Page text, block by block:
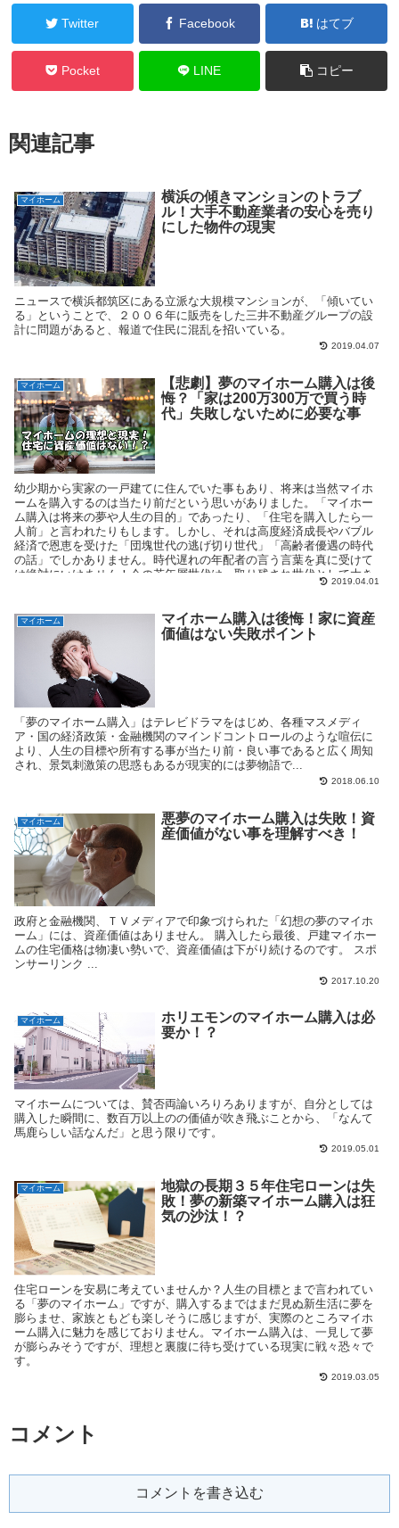
Twitter Facebook はてブ
Pocket LINE コピー
関連記事
マイホーム
横浜の傾きマンションのトラブ
ル！大手不動産業者の安心を売り
にした物件の現実
ニュースで横浜都筑区にある立派な大規模マンションが、「傾いてい
る」ということで、２００６年に販売をした三井不動産グループの設
計に問題があると、報道で住民に混乱を招いている。
2019.04.07
マイホーム
【悲劇】夢のマイホーム購入は後
悔？「家は200万300万で買う時
代」失敗しないために必要な事
幼少期から実家の一戸建てに住んでいた事もあり、将来は当然マイホ
ームを購入するのは当たり前だという思いがありました。「マイホー
ム購入は将来の夢や人生の目的」であったり、「住宅を購入したら一
人前」と言われたりもします。しかし、それは高度経済成長やバブル
経済で恩恵を受けた「団塊世代の逃げ切り世代」「高齢者優遇の時代
の話」でしかありません。時代遅れの年配者の言う言葉を真に受けて
は絶対にいけません！今の若年層世代は、取り残され世代として大き
な夢であるはずの数千万円もするマイホーム購入を、素直に受け入れ
に住宅ローンなんて組んではいけません。計画性のないマイホーム購
入は、ギャンブル・ハイリスクであり、一歩間違えば不動産ならぬ
「負動産」「地獄が待ち受けている」事にもなりかねません。マイホ
ーム購入の買い時（価格・必要な時期など）もありますが、何が一番
自分達家族にとって大切なのかを考える必要もありますので、後悔し
ないために「マイホーム購入の悲痛な現実」を紹介します。
2019.04.01
マイホーム
マイホーム購入は後悔！家に資産
価値はない失敗ポイント
「夢のマイホーム購入」はテレビドラマをはじめ、各種マスメディ
ア・国の経済政策・金融機関のマインドコントロールのような喧伝に
より、人生の目標や所有する事が当たり前・良い事であると広く周知
され、景気刺激策の思惑もあるが現実的には夢物語で...
2018.06.10
マイホーム
悪夢のマイホーム購入は失敗！資
産価値がない事を理解すべき！
政府と金融機関、ＴＶメディアで印象づけられた「幻想の夢のマイホ
ーム」には、資産価値はありません。 購入したら最後、戸建マイホー
ムの住宅価格は物凄い勢いで、資産価値は下がり続けるのです。 スポ
ンサーリンク ...
2017.10.20
マイホーム
ホリエモンのマイホーム購入は必
要か！？
マイホームについては、賛否両論いろりろありますが、自分としては
購入した瞬間に、数百万以上のの価値が吹き飛ぶことから、「なんて
馬鹿らしい話なんだ」と思う限りです。
2019.05.01
マイホーム
地獄の長期３５年住宅ローンは失
敗！夢の新築マイホーム購入は狂
気の沙汰！？
住宅ローンを安易に考えていませんか？人生の目標とまで言われてい
る「夢のマイホーム」ですが、購入するまではまだ見ぬ新生活に夢を
膨らませ、家族ともども楽しそうに感じますが、実際のところマイホ
ーム購入に魅力を感じておりません。マイホーム購入は、一見して夢
が膨らみそうですが、理想と裏腹に待ち受けている現実に戦々恐々で
す。
2019.03.05
コメント
コメントを書き込む